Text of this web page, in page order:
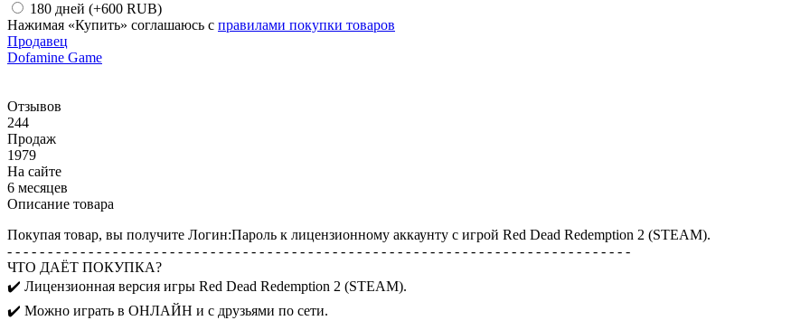
180 дней (+600 RUB)
Нажимая «Купить» соглашаюсь с правилами покупки товаров
Продавец
Dofamine Game
Отзывов
244
Продаж
1979
На сайте
6 месяцев
Описание товара
Покупая товар, вы получите Логин:Пароль к лицензионному аккаунту с игрой Red Dead Redemption 2 (STEAM).
- - - - - - - - - - - - - - - - - - - - - - - - - - - - - - - - - - - - - - - - - - - - - - - - - - - - - - - - - - - - - - - - - - - - - - - - - - - - -
ЧТО ДАЁТ ПОКУПКА?
✔️ Лицензионная версия игры Red Dead Redemption 2 (STEAM).
✔️ Можно играть в ОНЛАЙН и с друзьями по сети.